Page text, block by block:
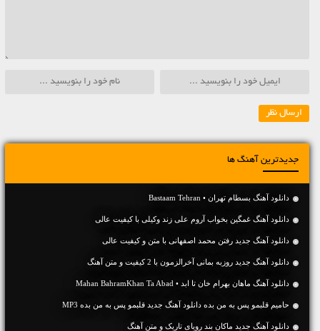
جدیدترین آهنگ ها
دانلود آهنگ بسطام تهران • Bastaam Tehran
دانلود آهنگ غمگین بخواب آروم علی زند وکیلی با کیفیت عالی
دانلود آهنگ جديد رفتن محمد اصفهانی با متن و کیفیت عالی
دانلود آهنگ جديد روزبه بمانی آخرالزمون با 2 کیفیت و متن آهنگ
دانلود آهنگ ماهان بهرام خان تا ابد • Mahan BahramKhan Ta Abad
حامیم قلبمو پس به من بده دانلود آهنگ جدید قلبمو پس به من بده MP3
دانلود آهنگ جديد ماکان بند رویای تاریک و متن آهنگ